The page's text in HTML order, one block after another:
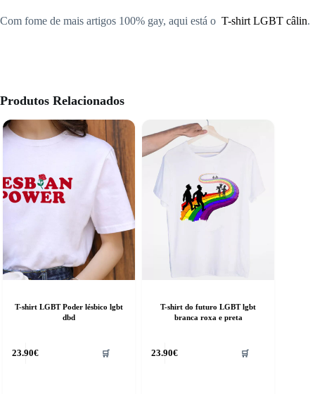
Com fome de mais artigos 100% gay, aqui está o T-shirt LGBT câlin.
Produtos Relacionados
T-shirt LGBT Poder lésbico lgbt
dbd
23.90€ 🛒
T-shirt do futuro LGBT lgbt
branca roxa e preta
23.90€ 🛒
product